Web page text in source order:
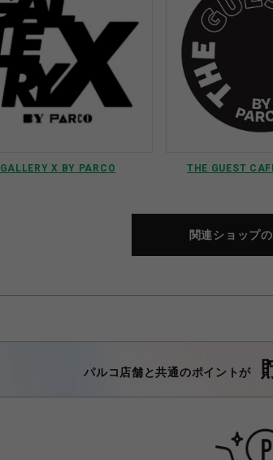
GALLERY X BY PARCO THE GUEST
関連ショップ
パルコ店舗と共通のポイントが